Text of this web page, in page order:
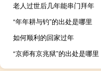
老人过世后几年能串门拜年
“年年耕与钓”的出处是哪里
如何顺利的回家过年
“京师有京兆狱”的出处是哪里